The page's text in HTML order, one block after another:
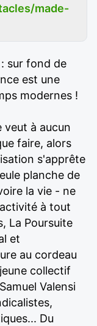
made-
sur fond de
est une
modernes !
veut à aucun
faire, alors
s'apprête
planche de
la vie - ne
à tout
La Poursuite
et
au cordeau
collectif
Valensi
Du